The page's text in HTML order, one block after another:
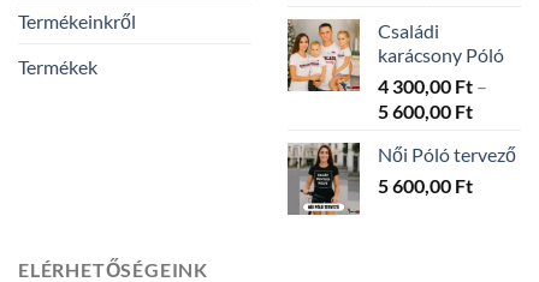
Termékeinkről
Termékek
-
5
600,00
Családi
karácsony Póló
4 300,00 Ft –
5 600,00 Ft
300,00
-
Női Póló tervező
5 600,00 Ft
ELÉRHETŐSÉGEINK